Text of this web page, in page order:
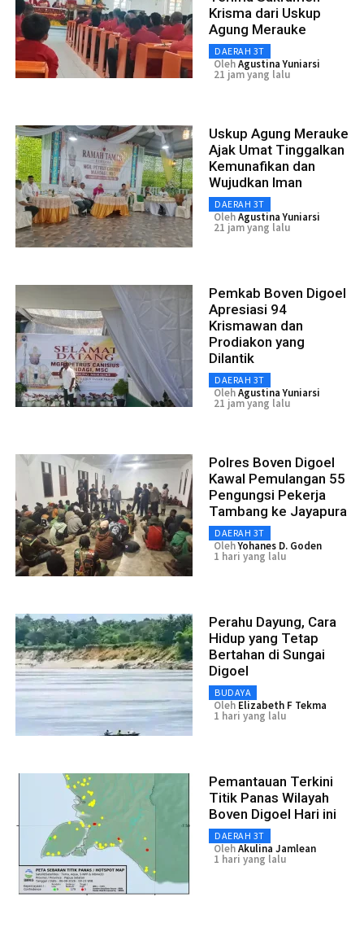
Krisma dari Uskup
Agung Merauke
DAERAH 3T
OlehAgustina Yuniarsi
21 jam yang lalu
Uskup Agung Merauke
Ajak Umat Tinggalkan
Kemunafikan dan
Wujudkan Iman
DAERAH 3T
OlehAgustina Yuniarsi
21 jam yang lalu
Pemkab Boven Digoel
Apresiasi 94
Krismawan dan
Prodiakon yang
Dilantik
DAERAH 3T
OlehAgustina Yuniarsi
21 jam yang lalu
Polres Boven Digoel
Kawal Pemulangan 55
Pengungsi Pekerja
Tambang ke Jayapura
DAERAH 3T
OlehYohanes D. Goden
1 hari yang lalu
Perahu Dayung, Cara
Hidup yang Tetap
Bertahan di Sungai
Digoel
BUDAYA
Oleh Elizabeth F Tekma
1 hari yang lalu
Pemantauan Terkini
Titik Panas Wilayah
Boven Digoel Hari ini
DAERAH 3T
OlehAkulina Jamlean
1 hari yang lalu